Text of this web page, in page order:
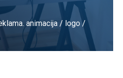
animacija / logo /